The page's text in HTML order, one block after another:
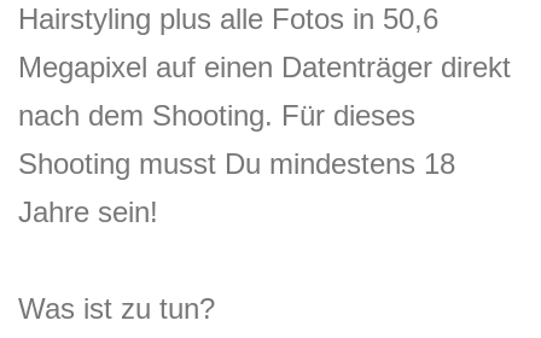
Hairstyling plus alle Fotos in 50,6
Megapixel auf einen Datenträger direkt
nach dem Shooting. Für dieses
Shooting musst Du mindestens 18
Jahre sein!
Was ist zu tun?